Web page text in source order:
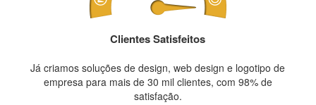
Clientes Satisfeitos
Já criamos soluções de design, web design e logotipo de
empresa para mais de 30 mil clientes, com 98% de
satisfação.